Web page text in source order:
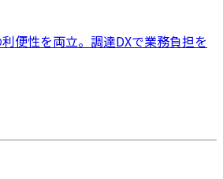
便性を両立。調達DXで業務負担を